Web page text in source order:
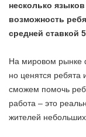
несколько
возможность
средней ставкой
На мировом рынке
но ценятся ребята
сможем помочь
работа – это
жителей